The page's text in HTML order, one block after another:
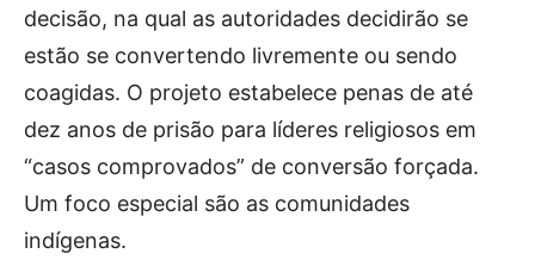
decisão, na qual as autoridades decidirão se
estão se convertendo livremente ou sendo
coagidas. O projeto estabelece penas de até
dez anos de prisão para líderes religiosos em
“casos comprovados” de conversão forçada.
Um foco especial são as comunidades
indígenas.